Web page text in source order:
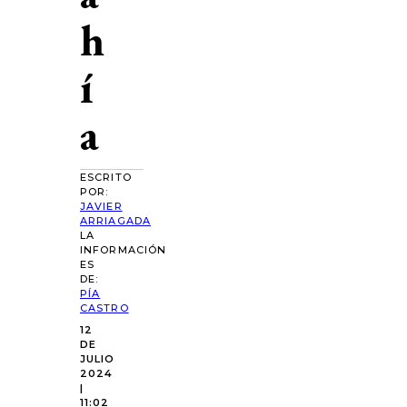
h
í
a
ESCRITO
POR:
JAVIER
ARRIAGADA
LA
INFORMACIÓN
ES
DE:
PÍA
CASTRO
12
DE
JULIO
2024
|
11:02